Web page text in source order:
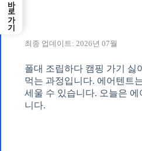
최종 업데이트: 2026년 07월
폴대 조립하다 캠핑 가기 싫
먹는 과정입니다. 에어텐트
세울 수 있습니다. 오늘은
니다.
바로가기